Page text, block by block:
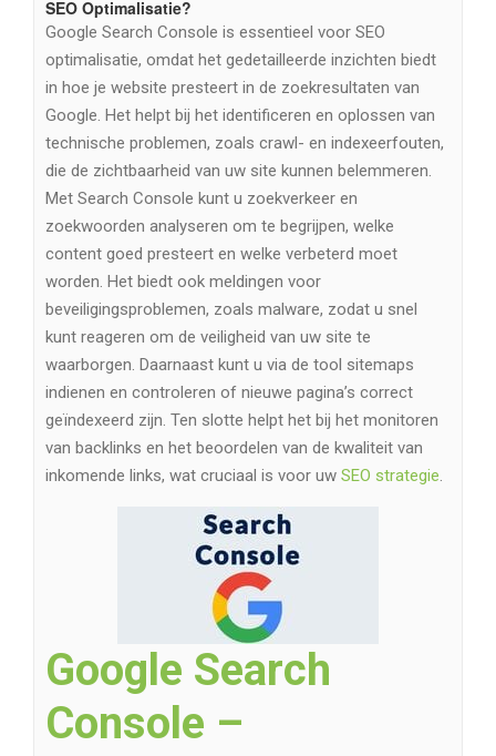
SEO Optimalisatie?
Google Search Console is essentieel voor SEO
optimalisatie, omdat het gedetailleerde inzichten biedt
in hoe je website presteert in de zoekresultaten van
Google. Het helpt bij het identificeren en oplossen van
technische problemen, zoals crawl- en indexeerfouten,
die de zichtbaarheid van uw site kunnen belemmeren.
Met Search Console kunt u zoekverkeer en
zoekwoorden analyseren om te begrijpen, welke
content goed presteert en welke verbeterd moet
worden. Het biedt ook meldingen voor
beveiligingsproblemen, zoals malware, zodat u snel
kunt reageren om de veiligheid van uw site te
waarborgen. Daarnaast kunt u via de tool sitemaps
indienen en controleren of nieuwe pagina’s correct
geïndexeerd zijn. Ten slotte helpt het bij het monitoren
van backlinks en het beoordelen van de kwaliteit van
inkomende links, wat cruciaal is voor uw SEO strategie
Google Search
Console –